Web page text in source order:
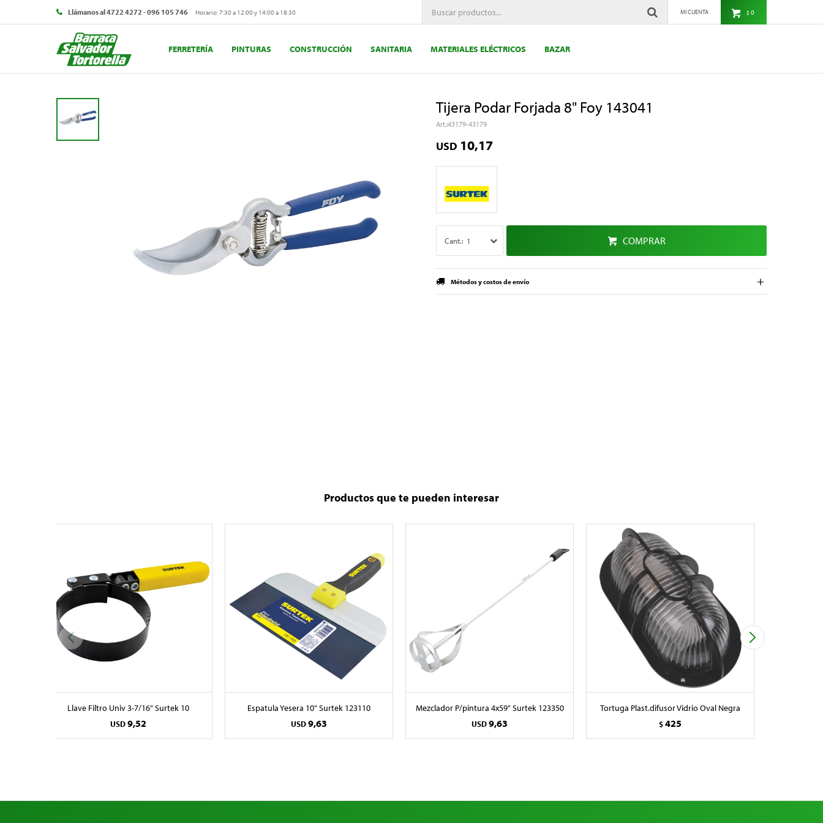
FERRETERÍA PINTURAS CONSTRUCCIÓN SANITARIA MATERIALES ELÉCTRICOS BAZAR
$ 0
Llámanos al 4722 4272 - 096 105 746 Horario: 7:30 a 12:00 y 14:00 a 18:30
Tijera Podar Forjada 8" Foy 143041
43179-43179
USD 10,17
1 COMPRAR
Métodos y costos de envío
Productos que te pueden interesar
Llave Filtro Univ 3-7/16" Surtek 10
USD9,52
Espatula Yesera 10" Surtek 123110
USD9,63
Mezclador P/pintura 4x59" Surtek 123350
USD9,63
Tortuga Plast.difusor Vidrio Oval Negra
$425